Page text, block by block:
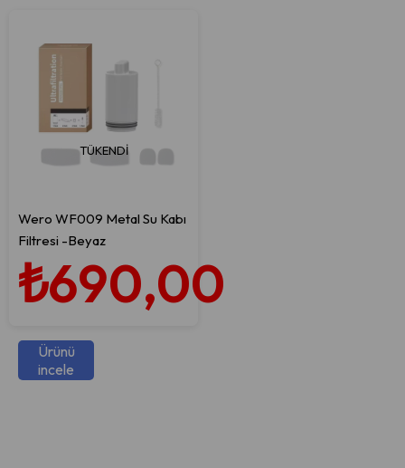
TÜKENDI
Wero WF009 Metal Su Kabı
Filtresi -Beyaz
₺690,00
Ürünü
incele